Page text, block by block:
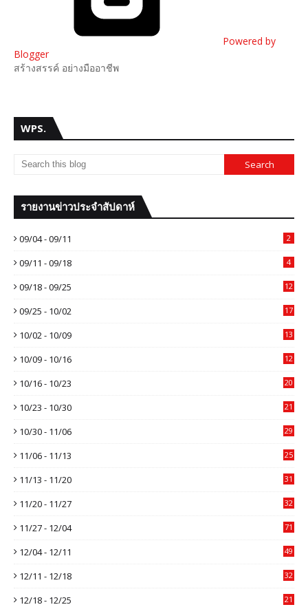
Powered by
Blogger
สร้างสรรค์ อย่างมืออาชีพ
WPS.
รายงานข่าวประจำสัปดาห์
09/04 - 09/11 2
09/11 - 09/18 4
09/18 - 09/25 12
09/25 - 10/02 17
10/02 - 10/09 13
10/09 - 10/16 12
10/16 - 10/23 20
10/23 - 10/30 21
10/30 - 11/06 29
11/06 - 11/13 25
11/13 - 11/20 31
11/20 - 11/27 32
11/27 - 12/04 71
12/04 - 12/11 49
12/11 - 12/18 32
12/18 - 12/25 21